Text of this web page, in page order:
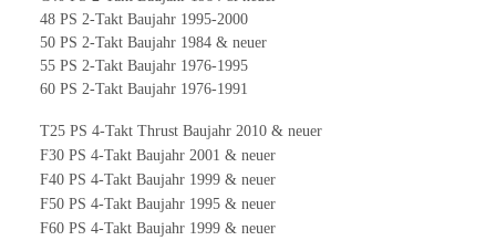
48 PS 2-Takt Baujahr 1995-2000
50 PS 2-Takt Baujahr 1984 & neuer
55 PS 2-Takt Baujahr 1976-1995
60 PS 2-Takt Baujahr 1976-1991
T25 PS 4-Takt Thrust Baujahr 2010 & neuer
F30 PS 4-Takt Baujahr 2001 & neuer
F40 PS 4-Takt Baujahr 1999 & neuer
F50 PS 4-Takt Baujahr 1995 & neuer
F60 PS 4-Takt Baujahr 1999 & neuer